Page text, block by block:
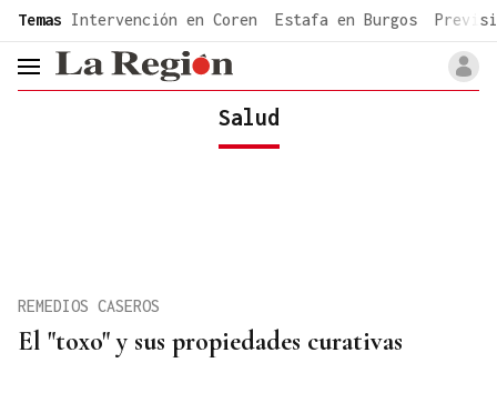
common.go-to-content
Temas Intervención en Coren Estafa en Burgos
header.menu.open
Salud
El "toxo" y sus propiedades curativas
REMEDIOS CASEROS